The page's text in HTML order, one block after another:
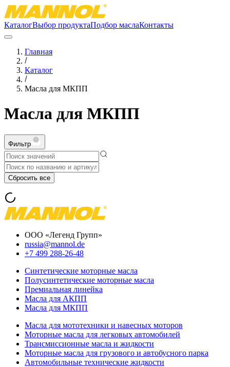
КаталогВыбор продуктаПодбор маслаКонтакты
Главная
Каталог
Масла для МКПП
Масла для МКПП
Фильтр
Сбросить все
ООО «Легенд Групп»
russia@mannol.de
+7 499 288-26-48
Синтетические моторные масла
Полусинтетические моторные масла
Премиальная линейка
Масла для АКПП
Масла для МКПП
Масла для мототехники и навесных моторов
Моторные масла для легковых автомобилей
Трансмиссионные масла и жидкости
Моторные масла для грузового и автобусного парка
Автомобильные технические жидкости